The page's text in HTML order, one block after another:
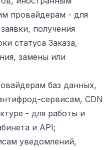
провайдерам - для
получения
статуса Заказа,
замены или
баз данных,
сервисам, CDN
- для работы и
и API;
уведомлений,